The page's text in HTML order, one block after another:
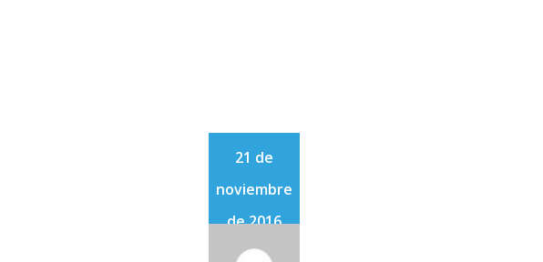
21 de
noviembre
de 2016